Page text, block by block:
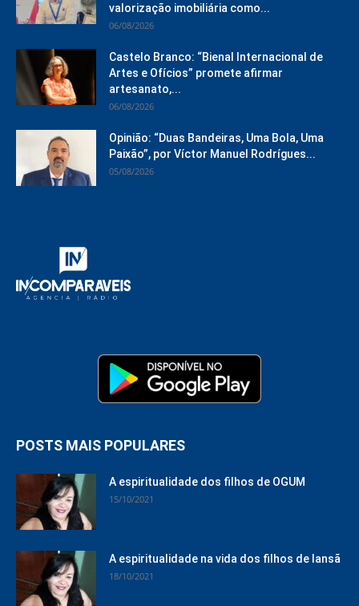
valorização imobiliária como...
06/08/2026
Castelo Branco: “Bienal Internacional de
Artes e Ofícios” promete afirmar
artesanato,...
06/08/2026
Opinião: “Duas Bandeiras, Uma Bola, Uma
Paixão”, por Víctor Manuel Rodrígues...
05/08/2026
POSTS MAIS POPULARES
A espiritualidade dos filhos de OGUM
15/10/2021
A espiritualidade na vida dos filhos de Iansã
18/10/2021